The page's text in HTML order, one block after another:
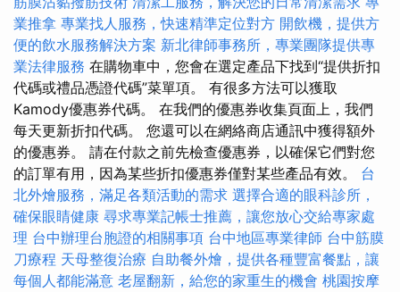
業推拿 專業找人服務，快速精準定位對方 開飲機，提供方
便的飲水服務解決方案 新北律師事務所，專業團隊提供專
業法律服務 在購物車中，您會在選定產品下找到“提供折扣
代碼或禮品憑證代碼”菜單項。 有很多方法可以獲取
Kamody優惠券代碼。 在我們的優惠券收集頁面上，我們
每天更新折扣代碼。 您還可以在網絡商店通訊中獲得額外
的優惠券。 請在付款之前先檢查優惠券，以確保它們對您
的訂單有用，因為某些折扣優惠券僅對某些產品有效。 台
北外燴服務，滿足各類活動的需求 選擇合適的眼科診所，
確保眼睛健康 尋求專業記帳士推薦，讓您放心交給專家處
理 台中辦理台胞證的相關事項 台中地區專業律師 台中筋膜
刀療程 天母整復治療 自助餐外燴，提供各種豐富餐點，讓
每個人都能滿意 老屋翻新，給您的家重生的機會 桃園按摩